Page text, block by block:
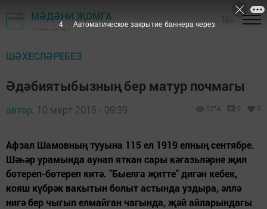
МӘДӘНИ ҖОМГА
Казан шәһәре
ШӘХЕСЛӘРЕБЕЗ
Әдәбиятыбызның бер матур почмагы
автор, 10 март 2016 - 09:39 2274 0 0
Афзал Шамовның тууына 115 ел 1919 елның сентябре.
Шәһәр урамында аунап яткан сары кәгазьләрне җил
бөтереп-бөтереп китә. "Быелга җитте" дигән кебек,
кояш күбрәк вакытын болыт астында уздыра, әллә
нигә бер чыгып елмайган чагында, җәй айларындагы
3 Автоматическое закрытие баннера через